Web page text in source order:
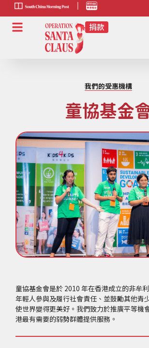
HK-
radio-
link
我們的受惠機構
童協基金
童協基金會是於 2010 年在香港成立的非牟
年輕人參與及履行社會責任、並鼓勵其他青
使世界變得更美好。我們致力於推廣平等機
港最有需要的弱勢群體提供服務。